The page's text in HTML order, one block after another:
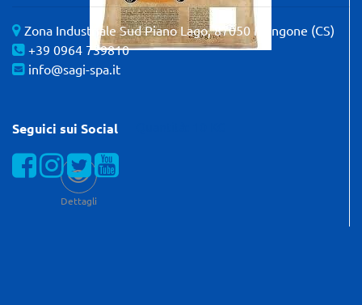
Dettagli
Zona Industriale Sud Piano Lago, 87050 Mangone (CS)
+39 0964 739810
info@sagi-spa.it
Seguici sui Social
Visualizza la nostra pagina Facebook
Visualizza il nostro profilo Instagram
Visualizza il nostro profilo Twitter
Visualizza il nostro canale YOUTube